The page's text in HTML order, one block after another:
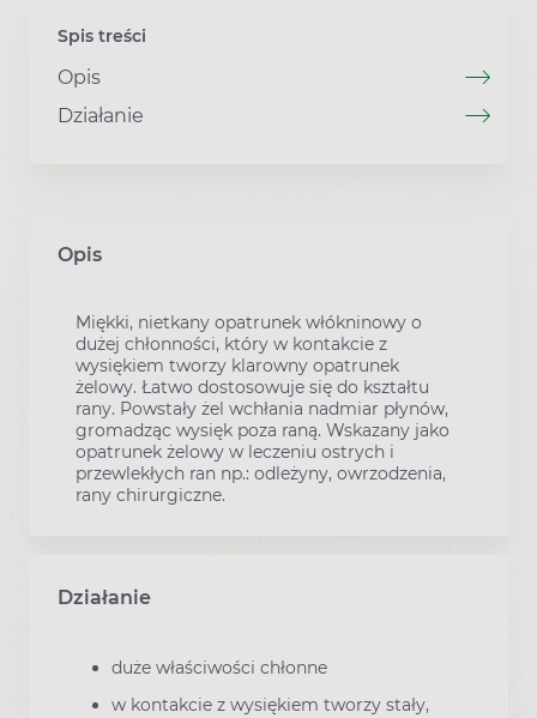
Spis treści
Opis
Działanie
Opis
Miękki, nietkany opatrunek włókninowy o
dużej chłonności, który w kontakcie z
wysiękiem tworzy klarowny opatrunek
żelowy. Łatwo dostosowuje się do kształtu
rany. Powstały żel wchłania nadmiar płynów,
gromadząc wysięk poza raną. Wskazany jako
opatrunek żelowy w leczeniu ostrych i
przewlekłych ran np.: odleżyny, owrzodzenia,
rany chirurgiczne.
Działanie
duże właściwości chłonne
w kontakcie z wysiękiem tworzy stały,